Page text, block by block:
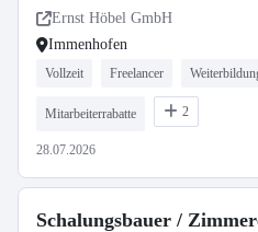
Ernst Höbel GmbH
Immenhofen
Vollzeit Freelancer
Mitarbeiterrabatte 2
28.07.2026
Schalungsbauer /